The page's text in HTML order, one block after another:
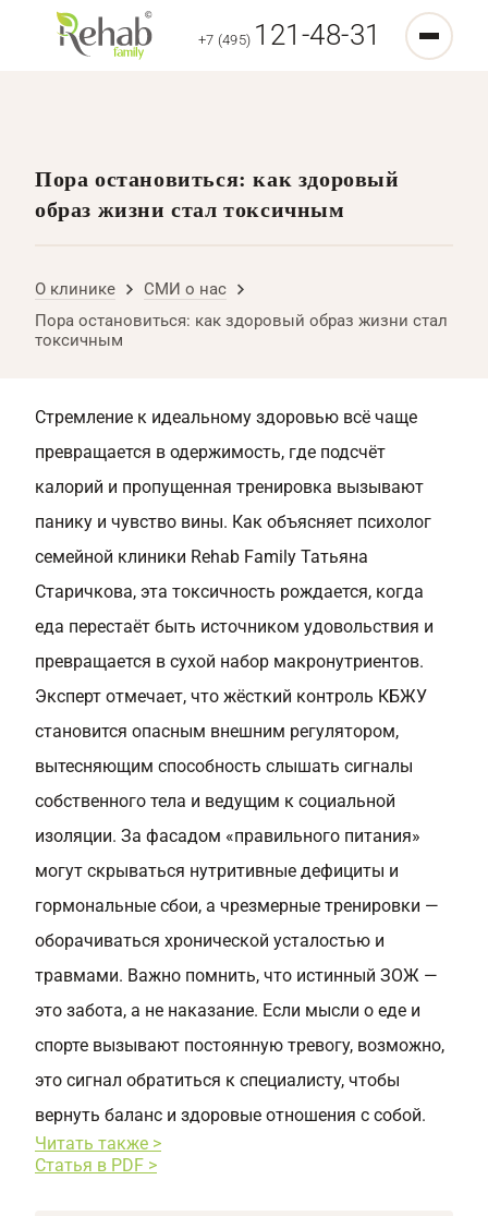
+7 (495) 121-48-31
Пора остановиться: как здоровый
образ жизни стал токсичным
О клинике
СМИ о нас
Пора остановиться: как здоровый образ жизни стал
токсичным
Стремление к идеальному здоровью всё чаще
превращается в одержимость, где подсчёт
калорий и пропущенная тренировка вызывают
панику и чувство вины. Как объясняет психолог
семейной клиники Rehab Family Татьяна
Старичкова, эта токсичность рождается, когда
еда перестаёт быть источником удовольствия и
превращается в сухой набор макронутриентов.
Эксперт отмечает, что жёсткий контроль КБЖУ
становится опасным внешним регулятором,
вытесняющим способность слышать сигналы
собственного тела и ведущим к социальной
изоляции. За фасадом «правильного питания»
могут скрываться нутритивные дефициты и
гормональные сбои, а чрезмерные тренировки —
оборачиваться хронической усталостью и
травмами. Важно помнить, что истинный ЗОЖ —
это забота, а не наказание. Если мысли о еде и
спорте вызывают постоянную тревогу, возможно,
это сигнал обратиться к специалисту, чтобы
вернуть баланс и здоровые отношения с собой.
Читать также >
Статья в PDF >